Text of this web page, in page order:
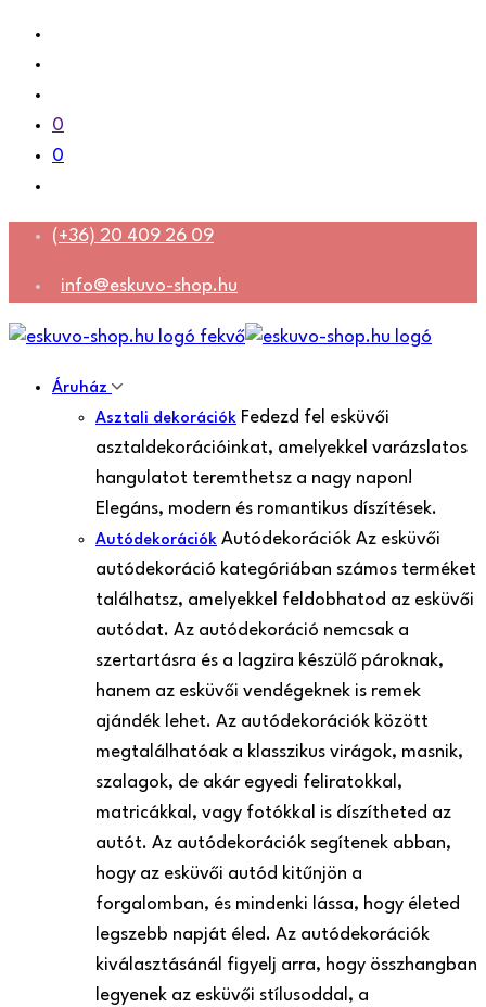
0
0
(+36) 20 409 26 09
info@eskuvo-shop.hu
Áruház
Asztali dekorációk Fedezd fel esküvői
asztaldekorációinkat, amelyekkel varázslatos
hangulatot teremthetsz a nagy napon!
Elegáns, modern és romantikus díszítések.
Autódekorációk Autódekorációk Az esküvői
autódekoráció kategóriában számos terméket
találhatsz, amelyekkel feldobhatod az esküvői
autódat. Az autódekoráció nemcsak a
szertartásra és a lagzira készülő pároknak,
hanem az esküvői vendégeknek is remek
ajándék lehet. Az autódekorációk között
megtalálhatóak a klasszikus virágok, masnik,
szalagok, de akár egyedi feliratokkal,
matricákkal, vagy fotókkal is díszítheted az
autót. Az autódekorációk segítenek abban,
hogy az esküvői autód kitűnjön a
forgalomban, és mindenki lássa, hogy életed
legszebb napját éled. Az autódekorációk
kiválasztásánál figyelj arra, hogy összhangban
legyenek az esküvői stílusoddal, a